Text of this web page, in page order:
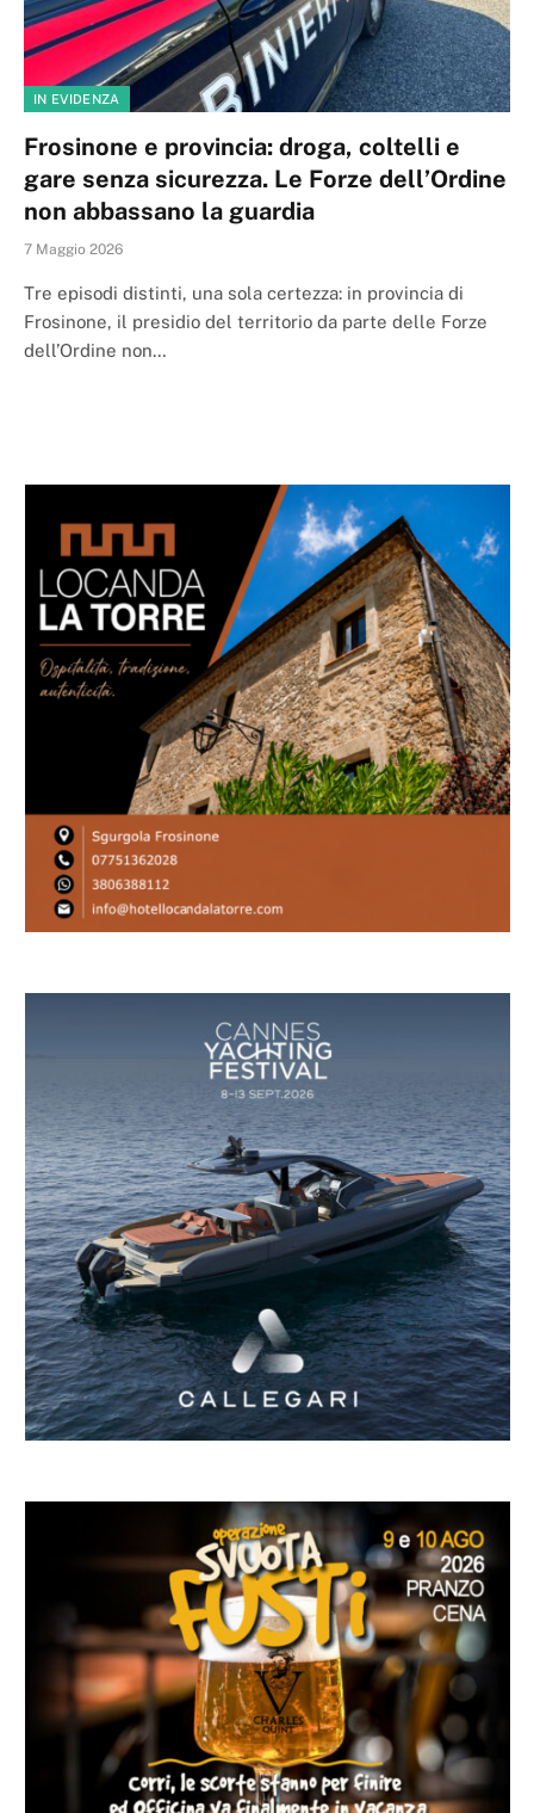
IN EVIDENZA
Frosinone e provincia: droga, coltelli e
gare senza sicurezza. Le Forze dell’Ordine
non abbassano la guardia
7 Maggio 2026
Tre episodi distinti, una sola certezza: in provincia di
Frosinone, il presidio del territorio da parte delle Forze
dell’Ordine non…